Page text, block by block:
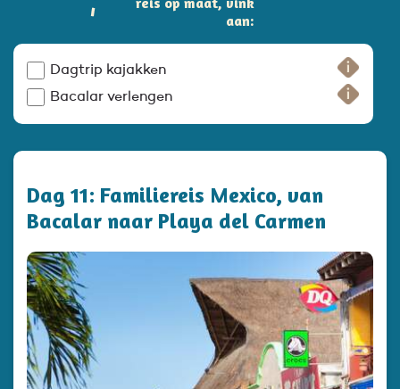
aan:
Dagtrip kajakken
Bacalar verlengen
Dag 11: Familiereis Mexico, van
Bacalar naar Playa del Carmen